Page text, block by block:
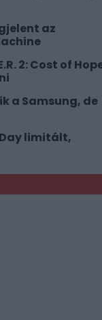
az
2: Cost of
a Samsung, de
limitált,